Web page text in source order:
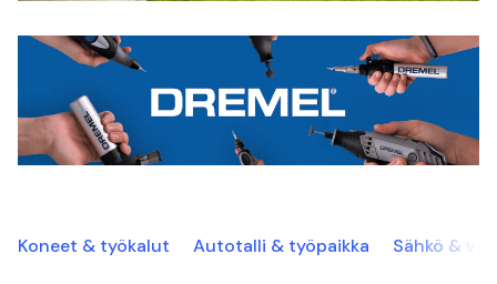
Koneet & työkalut Autotalli & työpaikka Sähkö &